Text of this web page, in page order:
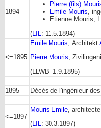
1894
Pierre (fils)
Emile Mouris,
Etienne Mouris,
(LIL : 11.5.1894)
<=1895
Emile Mouris, Architekt
Pierre Mouris,
(LLWB: 1.9.1895)
1895 Décès de l'ingénieur
<=1897
Mouris Emile,
(LIL: 30.3.1897)